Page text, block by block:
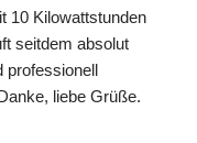
10 Kilowattstunden
seitdem absolut
professionell
liebe Grüße.